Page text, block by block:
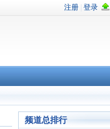
频道总排行